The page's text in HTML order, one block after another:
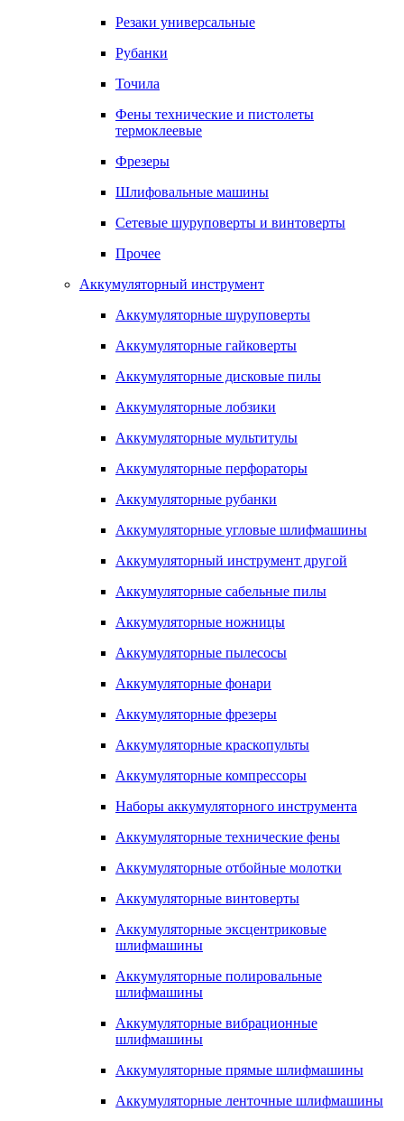
Резаки универсальные
Рубанки
Точила
Фены технические и пистолеты
термоклеевые
Фрезеры
Шлифовальные машины
Сетевые шуруповерты и винтоверты
Прочее
Аккумуляторный инструмент
Аккумуляторные шуруповерты
Аккумуляторные гайковерты
Аккумуляторные дисковые пилы
Аккумуляторные лобзики
Аккумуляторные мультитулы
Аккумуляторные перфораторы
Аккумуляторные рубанки
Аккумуляторные угловые шлифмашины
Аккумуляторный инструмент другой
Аккумуляторные сабельные пилы
Аккумуляторные ножницы
Аккумуляторные пылесосы
Аккумуляторные фонари
Аккумуляторные фрезеры
Аккумуляторные краскопульты
Аккумуляторные компрессоры
Наборы аккумуляторного инструмента
Аккумуляторные технические фены
Аккумуляторные отбойные молотки
Аккумуляторные винтоверты
Аккумуляторные эксцентриковые
шлифмашины
Аккумуляторные полировальные
шлифмашины
Аккумуляторные вибрационные
шлифмашины
Аккумуляторные прямые шлифмашины
Аккумуляторные ленточные шлифмашины